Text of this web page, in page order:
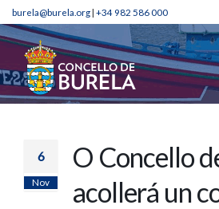
burela@burela.org| +34 982 586 000
6
Nov
O Concello
acollerá un